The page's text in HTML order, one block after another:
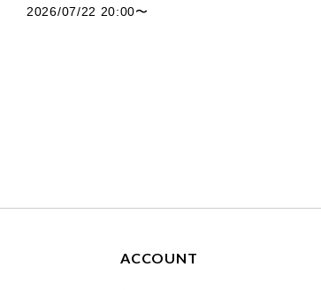
2026/07/22 20:00〜
ACCOUNT